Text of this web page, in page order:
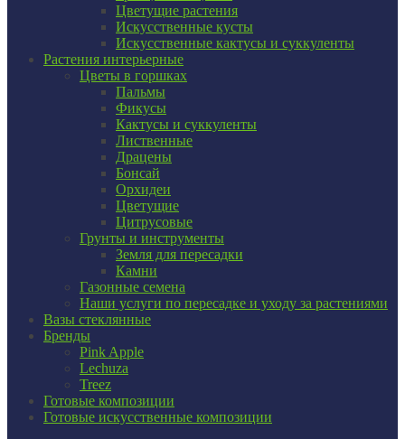
Цветущие растения
Искусственные кусты
Искусственные кактусы и суккуленты
Растения интерьерные
Цветы в горшках
Пальмы
Фикусы
Кактусы и суккуленты
Лиственные
Драцены
Бонсай
Орхидеи
Цветущие
Цитрусовые
Грунты и инструменты
Земля для пересадки
Камни
Газонные семена
Наши услуги по пересадке и уходу за растениями
Вазы стеклянные
Бренды
Pink Apple
Lechuza
Treez
Готовые композиции
Готовые искусственные композиции